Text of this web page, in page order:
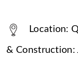
Location:
& Construction: